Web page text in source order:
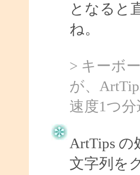
となると
ね。
> キーボ
が、
速度1つ
ArtTips
文字列を